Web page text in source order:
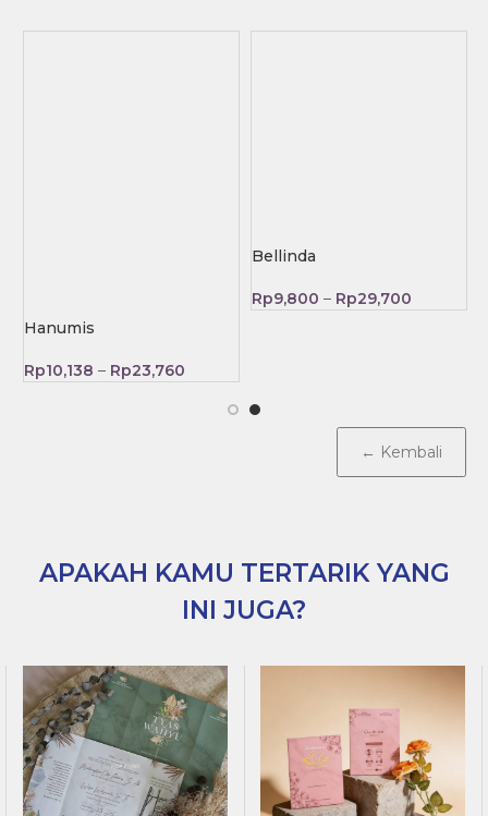
Hanumis
Rp10,138 – Rp23,760
Bellinda
Rp9,800 – Rp29,700
← Kembali
APAKAH KAMU TERTARIK YANG
INI JUGA?